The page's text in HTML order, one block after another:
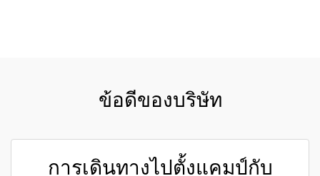
ข้อดีของบริษัท
การเดินทางไปตั้งแคมป์กับ